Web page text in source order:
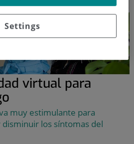
virtual para
muy estimulante para
los síntomas del
Settings